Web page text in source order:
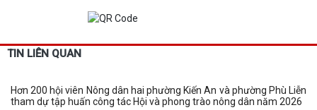
TIN LIÊN QUAN
Hơn 200 hội viên Nông dân hai phường Kiến An và phường Phù Liễn
tham dự tập huấn công tác Hội và phong trào nông dân năm 2026